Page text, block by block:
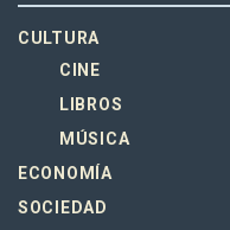
CULTURA
CINE
LIBROS
MÚSICA
ECONOMÍA
SOCIEDAD